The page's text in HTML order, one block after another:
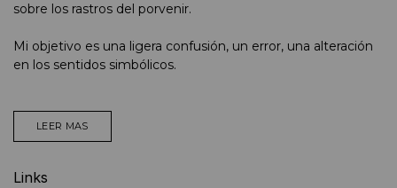
sobre los rastros del porvenir.
Mi objetivo es una ligera confusión, un error, una alteración
en los sentidos simbólicos.
LEER MAS
Links